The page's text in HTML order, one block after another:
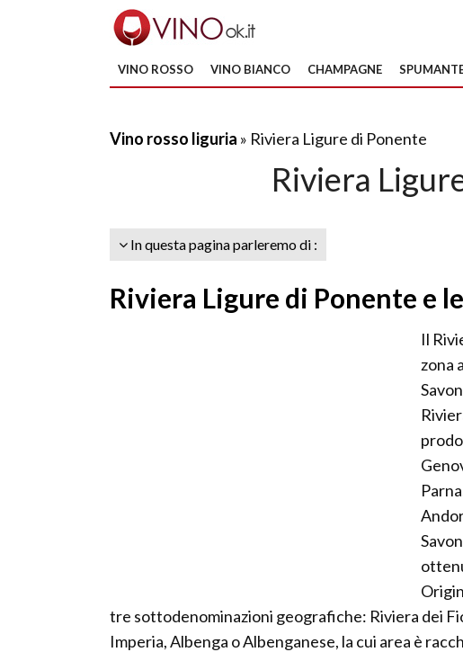
VINO ROSSO VINO BIANCO CHAMPAGNE
Vino rosso liguria » Riviera Ligure di Ponente
Riviera
In questa pagina parleremo di :
Riviera Ligure di Ponente e
Il
zona
tre sottodenominazioni geografiche: Riviera dei
Imperia, Albenga o Albenganese, la cui area è